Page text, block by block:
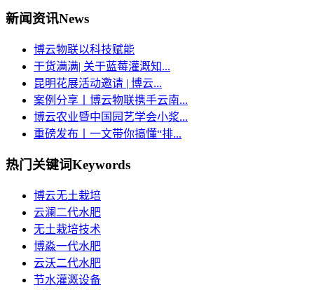
新闻资讯News
博云物联以科技赋能
干货满满| 关于蓝莓灌溉知...
昆明花展活动邀请 | 博云...
案例分享丨博云物联携手云南...
博云农业暨中国园艺学会小浆...
重磅发布丨一文带你搞懂“排...
热门关键词Keywords
博云无土栽培
云澜二代水肥
无土栽培技术
博淼一代水肥
云沃二代水肥
节水灌溉设备